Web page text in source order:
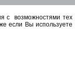
с возможностями тех
если Вы используете